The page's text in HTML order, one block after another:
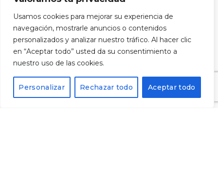
Usamos cookies para mejorar su experiencia de
navegación, mostrarle anuncios o contenidos
personalizados y analizar nuestro tráfico. Al hacer clic
en “Aceptar todo” usted da su consentimiento a
nuestro uso de las cookies.
Personalizar Rechazar todo Aceptar todo
subscriure'm al butlletí.
Alternative: